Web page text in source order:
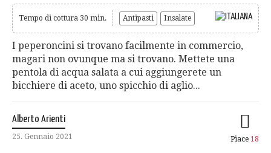
Tempo di cottura 30 min. Antipasti Insalate
I peperoncini si trovano facilmente in commercio,
magari non ovunque ma si trovano. Mettete una
pentola di acqua salata a cui aggiungerete un
bicchiere di aceto, uno spicchio di aglio...
Alberto Arienti
25. Gennaio 2021 Piace 18